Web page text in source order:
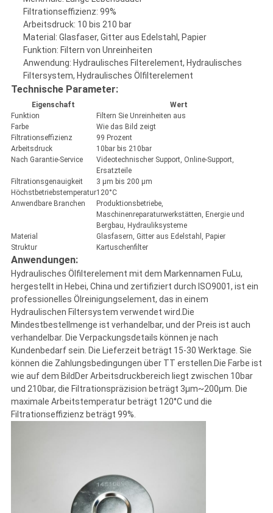
Filtrationseffizienz: 99%
Arbeitsdruck: 10 bis 210 bar
Material: Glasfaser, Gitter aus Edelstahl, Papier
Funktion: Filtern von Unreinheiten
Anwendung: Hydraulisches Filterelement, Hydraulisches
Filtersystem, Hydraulisches Ölfilterelement
Technische Parameter:
Eigenschaft
Wert
Funktion
Filtern Sie Unreinheiten aus
Farbe
Wie das Bild zeigt
Filtrationseffizienz
99 Prozent
Arbeitsdruck
10bar bis 210bar
Nach Garantie-Service
Videotechnischer Support, Online-Support,
Ersatzteile
Filtrationsgenauigkeit
3 μm bis 200 μm
Höchstbetriebstemperatur120°C
Anwendbare Branchen
Produktionsbetriebe,
Maschinenreparaturwerkstätten, Energie und
Bergbau, Hydrauliksysteme
Material
Glasfasern, Gitter aus Edelstahl, Papier
Struktur
Kartuschenfilter
Anwendungen:
Hydraulisches Ölfilterelement mit dem Markennamen FuLu,
hergestellt in Hebei, China und zertifiziert durch ISO9001, ist ein
professionelles Ölreinigungselement, das in einem
Hydraulischen Filtersystem verwendet wird.Die
Mindestbestellmenge ist verhandelbar, und der Preis ist auch
verhandelbar. Die Verpackungsdetails können je nach
Kundenbedarf sein. Die Lieferzeit beträgt 15-30 Werktage. Sie
können die Zahlungsbedingungen über TT erstellen.Die Farbe ist
wie auf dem BildDer Arbeitsdruckbereich liegt zwischen 10bar
und 210bar, die Filtrationspräzision beträgt 3μm~200μm. Die
maximale Arbeitstemperatur beträgt 120°C und die
Filtrationseffizienz beträgt 99%.